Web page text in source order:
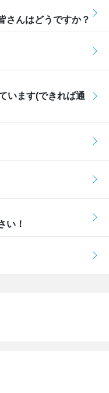
さんはどうですか？
います(できれば通
い！